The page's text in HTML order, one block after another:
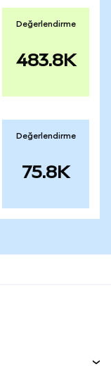
Değerlendirme
483.8K
Değerlendirme
75.8K